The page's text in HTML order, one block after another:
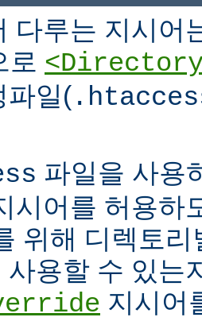
다루는 지시어
로
파일(
파일을 사용
시어를 허용하
위해 디렉토
사용할 수 있는
지시어